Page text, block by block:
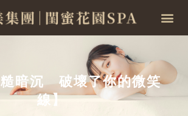
糙暗沉 破壞了你的微笑
線】